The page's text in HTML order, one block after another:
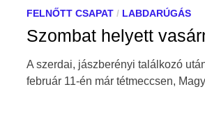
FELNŐTT CSAPAT / LABDARÚGÁS
Szombat helyett
A szerdai, jászberényi találkozó
február 11-én már tétmeccsen,